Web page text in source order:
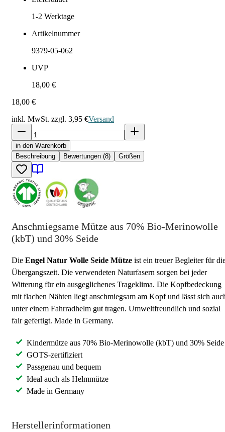
1-2 Werktage
Artikelnummer
9379-05-062
UVP
18,00 €
18,00 €
inkl. MwSt. zzgl. 3,95 €Versand
in den Warenkorb
Beschreibung
Bewertungen (8) Größen
Anschmiegsame Mütze aus 70% Bio-Merinowolle
(kbT) und 30% Seide
Die Engel Natur Wolle Seide Mütze ist ein treuer Begleiter für
Übergangszeit. Die verwendeten Naturfasern sorgen bei jeder
Witterung für ein ausgeglichenes Trageklima. Die Kopfbedeckung
mit flachen Nähten liegt anschmiegsam am Kopf und lässt sich
unter einem Fahrradhelm gut tragen. Umweltfreundlich und sozial
fair gefertigt. Made in Germany.
Kindermütze aus 70% Bio-Merinowolle (kbT) und 30% Seide
GOTS-zertifiziert
Passgenau und bequem
Ideal auch als Helmmütze
Made in Germany
Herstellerinformationen